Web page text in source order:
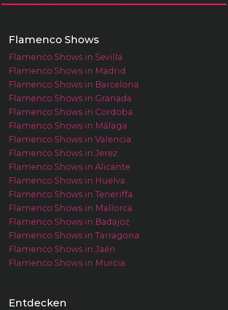
Flamenco Shows
Flamenco Shows in Sevilla
Flamenco Shows in Madrid
Flamenco Shows in Barcelona
Flamenco Shows in Granada
Flamenco Shows in Cordoba
Flamenco Shows in Málaga
Flamenco Shows in Valencia
Flamenco Shows in Jerez
Flamenco Shows in Alicante
Flamenco Shows in Huelva
Flamenco Shows in Teneriffa
Flamenco Shows in Mallorca
Flamenco Shows in Badajoz
Flamenco Shows in Tarragona
Flamenco Shows in Jaén
Flamenco Shows in Murcia
Entdecken